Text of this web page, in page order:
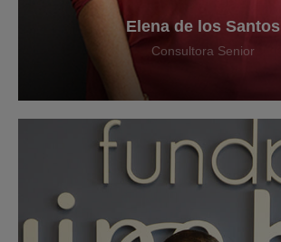
Elena de los Santos
Consultora Senior